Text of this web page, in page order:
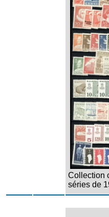
Collection
séries de